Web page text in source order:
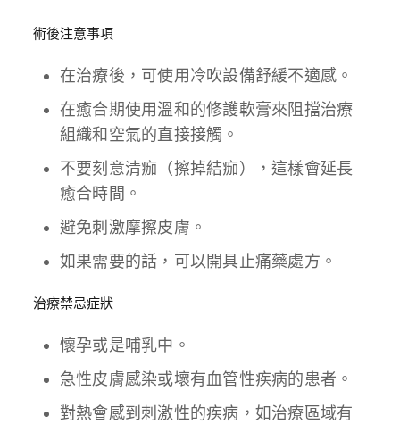
術後注意事項
在治療後，可使用冷吹設備舒緩不適感。
在癒合期使用溫和的修護軟膏來阻擋治療
組織和空氣的直接接觸。
不要刻意清痂（擦掉結痂），這樣會延長
癒合時間。
避免刺激摩擦皮膚。
如果需要的話，可以開具止痛藥處方。
治療禁忌症狀
懷孕或是哺乳中。
急性皮膚感染或壞有血管性疾病的患者。
對熱會感到刺激性的疾病，如治療區域有